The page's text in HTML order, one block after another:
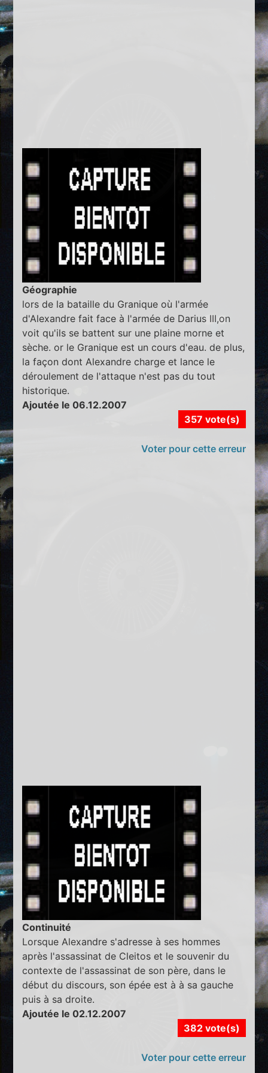
Géographie
lors de la bataille du Granique où l'armée
d'Alexandre fait face à l'armée de Darius III,on
voit qu'ils se battent sur une plaine morne et
sèche. or le Granique est un cours d'eau. de plus,
la façon dont Alexandre charge et lance le
déroulement de l'attaque n'est pas du tout
historique.
Ajoutée le 06.12.2007
357 vote(s)
Voter pour cette erreur
Continuité
Lorsque Alexandre s'adresse à ses hommes
après l'assassinat de Cleitos et le souvenir du
contexte de l'assassinat de son père, dans le
début du discours, son épée est à à sa gauche
puis à sa droite.
Ajoutée le 02.12.2007
382 vote(s)
Voter pour cette erreur